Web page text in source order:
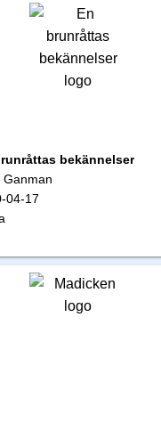
bekännelser
Ganman
04-17